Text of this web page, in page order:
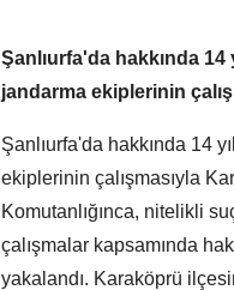
Şanlıurfa'da hakkında
jandarma ekiplerinin
Şanlıurfa'da hakkında 14
ekiplerinin çalışmasıyla
Komutanlığınca, nitelikli
çalışmalar kapsamında
yakalandı. Karaköprü